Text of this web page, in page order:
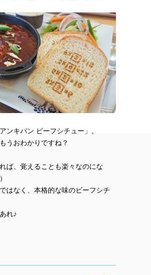
ンキパン ビーフシチュー」。
うおわかりですね？
ば、覚えることも楽々なのにな
はなく、本格的な味のビーフシチ
れ♪